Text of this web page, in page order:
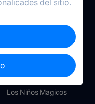
2020
Los Niños Magicos
del sitio.